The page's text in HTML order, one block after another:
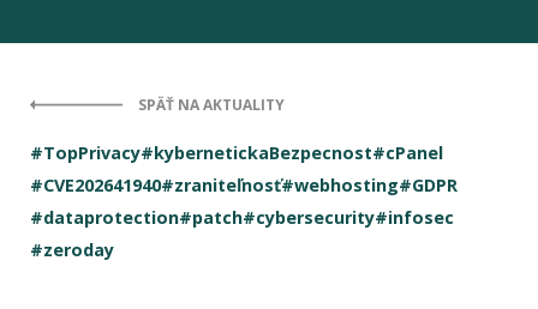
SPÄŤ NA AKTUALITY
#TopPrivacy#kybernetickaBezpecnost#cPanel
#CVE202641940#zraniteľnosť#webhosting#GDPR
#dataprotection#patch#cybersecurity#infosec
#zeroday